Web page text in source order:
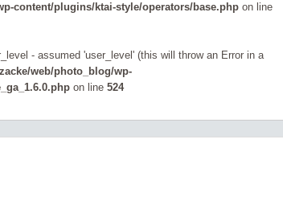
content/plugins/ktai-style/operators/base.php on line
- assumed 'user_level' (this will throw an Error in a
web/photo_blog/wp-
on line 524